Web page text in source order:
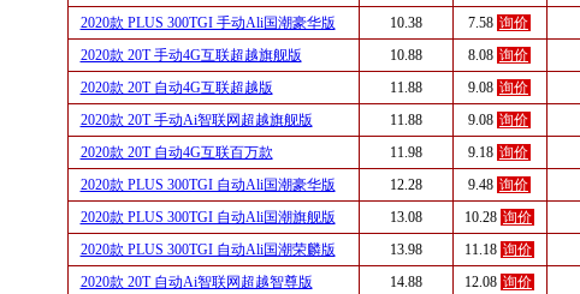
2020款 PLUS 300TGI 手动Ali国潮豪华版
10.38 7.58 询价
2020款 20T 手动4G互联超越旗舰版
10.88 8.08 询价
2020款 20T 自动4G互联超越版
11.88 9.08 询价
2020款 20T 手动Ai智联网超越旗舰版
11.88 9.08 询价
2020款 20T 自动4G互联百万款
11.98 9.18 询价
2020款 PLUS 300TGI 自动Ali国潮豪华版
12.28 9.48 询价
2020款 PLUS 300TGI 自动Ali国潮旗舰版
13.08 10.28 询价
2020款 PLUS 300TGI 自动Ali国潮荣麟版
13.98 11.18 询价
2020款 20T 自动Ai智联网超越智尊版
14.88 12.08 询价